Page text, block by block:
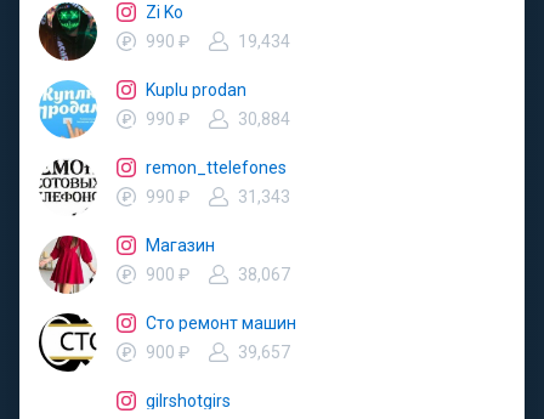
Zi Ko
990 ₽
19,434
Kuplu prodan
990 ₽
30,884
remon_ttelefones
990 ₽
31,343
Магазин
900 ₽
38,067
Сто ремонт машин
900 ₽
39,657
gilrshotgirs